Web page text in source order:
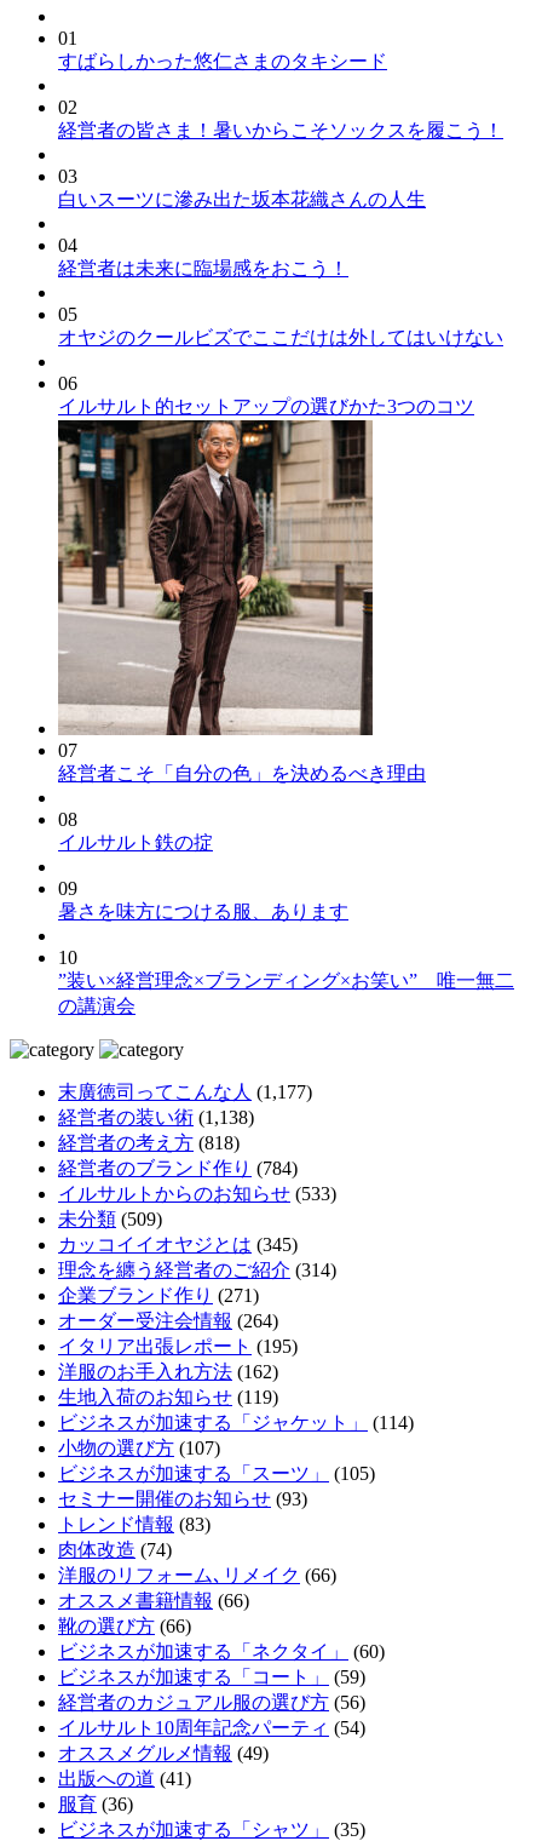
01
すばらしかった悠仁さまのタキシード
02
経営者の皆さま！暑いからこそソックスを履こう！
03
白いスーツに滲み出た坂本花織さんの人生
04
経営者は未来に臨場感をおこう！
05
オヤジのクールビズでここだけは外してはいけない
06
イルサルト的セットアップの選びかた3つのコツ
07
経営者こそ「自分の色」を決めるべき理由
08
イルサルト鉄の掟
09
暑さを味方につける服、あります
10
”装い×経営理念×ブランディング×お笑い” 唯一無二
の講演会
末廣徳司ってこんな人 (1,177)
経営者の装い術 (1,138)
経営者の考え方 (818)
経営者のブランド作り (784)
イルサルトからのお知らせ (533)
未分類 (509)
カッコイイオヤジとは (345)
理念を纏う経営者のご紹介 (314)
企業ブランド作り (271)
オーダー受注会情報 (264)
イタリア出張レポート (195)
洋服のお手入れ方法 (162)
生地入荷のお知らせ (119)
ビジネスが加速する「ジャケット」
(114)
小物の選び方 (107)
ビジネスが加速する「スーツ」
(105)
セミナー開催のお知らせ (93)
トレンド情報 (83)
肉体改造 (74)
洋服のリフォーム､リメイク (66)
オススメ書籍情報 (66)
靴の選び方 (66)
ビジネスが加速する「ネクタイ」
(60)
ビジネスが加速する「コート」
(59)
経営者のカジュアル服の選び方 (56)
イルサルト10周年記念パーティ (54)
オススメグルメ情報 (49)
出版への道 (41)
服育 (36)
ビジネスが加速する「シャツ」
(35)